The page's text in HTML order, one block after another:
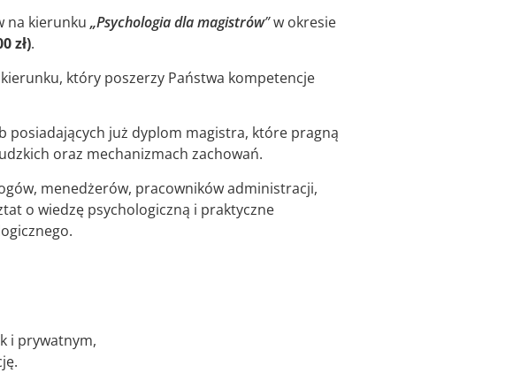
na kierunku„Psychologia dla magistrów”w okresie
zł).
który poszerzy Państwa kompetencje
posiadających już dyplom magistra, które pragną
oraz mechanizmach zachowań.
menedżerów, pracowników administracji,
o wiedzę psychologiczną i praktyczne
i prywatnym,